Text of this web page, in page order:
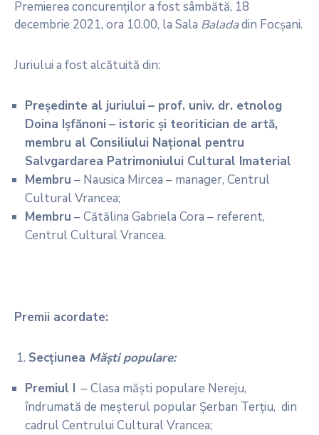
Premierea concurenţilor a fost sâmbătă, 18
decembrie 2021, ora 10.00, la Sala Baladadin Focşani.
Juriului a fost alcătuită din:
Preşedinte al juriului – prof. univ. dr. etnolog
Doina Ișfănoni – istoric și teoritician de artă,
membru al Consiliului Național pentru
Salvgardarea Patrimoniului Cultural Imaterial
Membru – Nausica Mircea – manager, Centrul
Cultural Vrancea;
Membru – Cătălina Gabriela Cora – referent,
Centrul Cultural Vrancea.
Premii acordate:
Secţiunea Măşti populare:
Premiul I – Clasa măști populare Nereju,
îndrumată de meșterul popular Șerban Terțiu, din
cadrul Centrului Cultural Vrancea;